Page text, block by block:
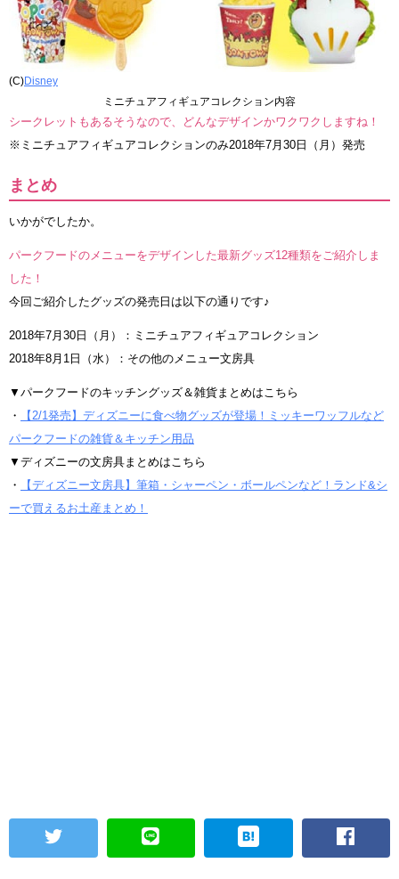
(C)Disney
ミニチュアフィギュアコレクション内容
シークレットもあるそうなので、どんなデザインかワクワクしますね！
※ミニチュアフィギュアコレクションのみ2018年7月30日（月）発売
まとめ
いかがでしたか。
パークフードのメニューをデザインした最新グッズ12種類をご紹介しま
した！
今回ご紹介したグッズの発売日は以下の通りです♪
2018年7月30日（月）：ミニチュアフィギュアコレクション
2018年8月1日（水）：その他のメニュー文房具
▼パークフードのキッチングッズ＆雑貨まとめはこちら
・
【2/1発売】ディズニーに食べ物グッズが登場！ミッキーワッフルなど
パークフードの雑貨＆キッチン用品
▼ディズニーの文房具まとめはこちら
・
【ディズニー文房具】筆箱・シャーペン・ボールペンなど！ランド&シ
ーで買えるお土産まとめ！